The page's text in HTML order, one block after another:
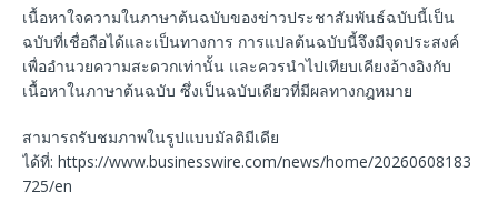
เนื้อหาใจความในภาษาต้นฉบับของข่าวประชาสัมพันธ์ฉบับนี้เป็น
ฉบับที่เชื่อถือได้และเป็นทางการ การแปลต้นฉบับนี้จึงมีจุดประสงค์
เพื่ออำนวยความสะดวกเท่านั้น และควรนำไปเทียบเคียงอ้างอิงกับ
เนื้อหาในภาษาต้นฉบับ ซึ่งเป็นฉบับเดียวที่มีผลทางกฎหมาย
สามารถรับชมภาพในรูปแบบมัลติมีเดีย
ได้ที่: https://www.businesswire.com/news/home/20260608183
725/en